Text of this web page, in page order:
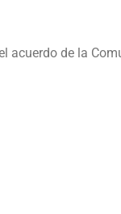
acuerdo de la